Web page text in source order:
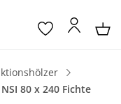
80 x 240 Fichte